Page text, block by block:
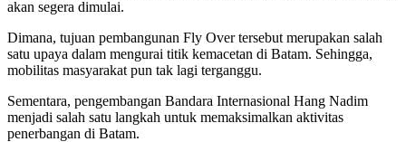
akan segera dimulai.
Dimana, tujuan pembangunan Fly Over tersebut merupakan salah
satu upaya dalam mengurai titik kemacetan di Batam. Sehingga,
mobilitas masyarakat pun tak lagi terganggu.
Sementara, pengembangan Bandara Internasional Hang Nadim
menjadi salah satu langkah untuk memaksimalkan aktivitas
penerbangan di Batam.